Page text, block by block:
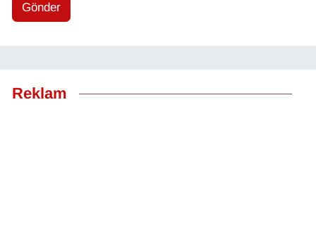
Gönder
Reklam